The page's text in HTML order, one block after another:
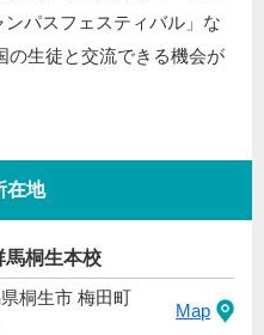
パスフェスティバル」な
の生徒と交流できる機会が
在地
馬桐生本校
桐生市 梅田町
Map